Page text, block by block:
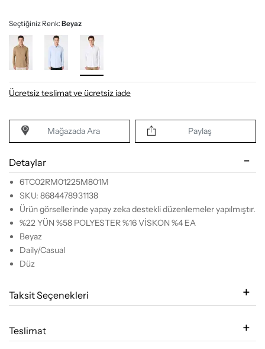
Seçtiğiniz Renk:Beyaz
Ücretsiz teslimat ve ücretsiz iade
Mağazada Ara Paylaş
Detaylar
6TC02RM01225M801M
SKU: 8684478931138
Ürün görsellerinde yapay zeka destekli düzenlemeler yapılmıştır.
%22 YÜN %58 POLYESTER %16 VİSKON %4 EA
Beyaz
Daily/Casual
Düz
Taksit Seçenekleri
Teslimat